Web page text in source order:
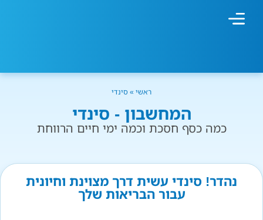
ראשי » סינדי
המחשבון - סינדי
כמה כסף חסכת וכמה ימי חיים הרווחת
נהדר! סינדי עשית דרך מצוינת וחיונית
עבור הבריאות שלך